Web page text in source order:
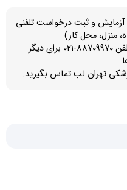
آزمایش و ثبت درخواست تلفنی
منزل، محل کار)
برای استان تهران و تلفن ۸۸۷۰۹۹۷۰-۰۲۱ برای دیگر
تهران لب تماس بگیرید.